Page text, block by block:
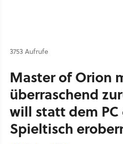
3753 Aufrufe
Master of Orion
überraschend
will statt dem PC
Spieltisch